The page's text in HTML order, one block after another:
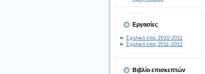
Εργασίες
Σχολικό έτος 2010-2011
Σχολικό έτος 2011-2012
Βιβλίο επισκεπτών